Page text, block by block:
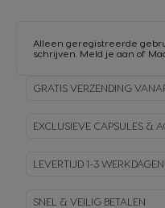
Alleen geregistreerde
schrijven. Meld je aan of
GRATIS VERZENDING
EXCLUSIEVE CAPSULES &
LEVERTIJD 1-3 WERKDAGEN
SNEL & VEILIG BETALEN